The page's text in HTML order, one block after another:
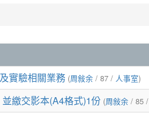
實驗相關業務 (周敍余 / 87 / 人事室)
繳交影本(A4格式)1份 (周敍余 / 85 /